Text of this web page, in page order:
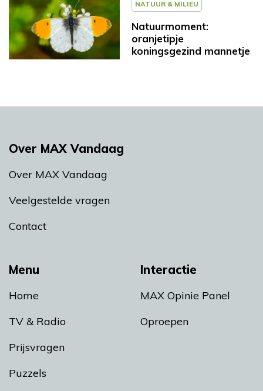
NATUUR & MILIEU
Natuurmoment:
oranjetipje
koningsgezind mannetje
Menu
Home
TV & Radio
Prijsvragen
Puzzels
Interactie
MAX Opinie Panel
Oproepen
Over MAX Vandaag
Over MAX Vandaag
Veelgestelde vragen
Contact